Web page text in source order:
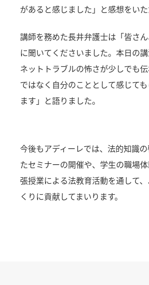
があると感じました」と感想をいた
講師を務めた長井弁護士は「皆さ
に聞いてくださいました。本日の
ネットトラブルの怖さが少しでも
ではなく自分のこととして感じて
ます」と語りました。
今後もアディーレでは、法的知識
たセミナーの開催や、学生の職場
張授業による法教育活動を通して
くりに貢献してまいります。